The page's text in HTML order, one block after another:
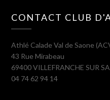
CONTACT CLUB
Athlé Calade Val de Saone
43 Rue Mirabeau
69400 VILLEFRANCHE SUR
04 74 62 94 14